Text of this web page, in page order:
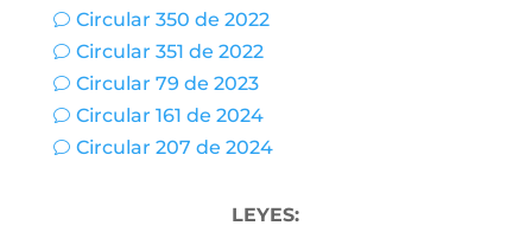
v Circular 350 de 2022
v Circular 351 de 2022
v Circular 79 de 2023
v Circular 161 de 2024
v Circular 207 de 2024
LEYES: